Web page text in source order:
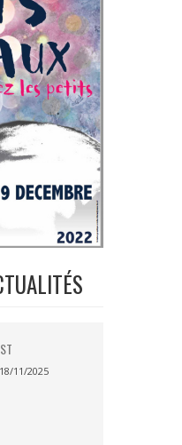
11/2025